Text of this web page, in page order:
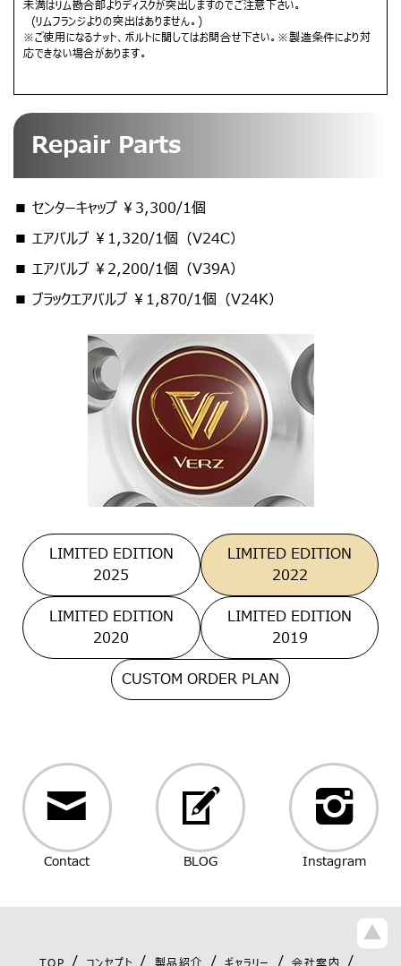
未満はリム勘合部よりディスクが突出しますのでご注意下さい。
(リムフランジよりの突出はありません。)
※ご使用になるナット、ボルトに関してはお問合せ下さい。※製造条件により対
応できない場合があります。
Repair Parts
■ センターキャップ ￥3,300/1個
■ エアバルブ ￥1,320/1個（V24C）
■ エアバルブ ￥2,200/1個（V39A）
■ ブラックエアバルブ ￥1,870/1個（V24K）
LIMITED EDITION
2025
LIMITED EDITION
2022
LIMITED EDITION
2020
LIMITED EDITION
2019
CUSTOM ORDER PLAN
Contact BLOG Instagram